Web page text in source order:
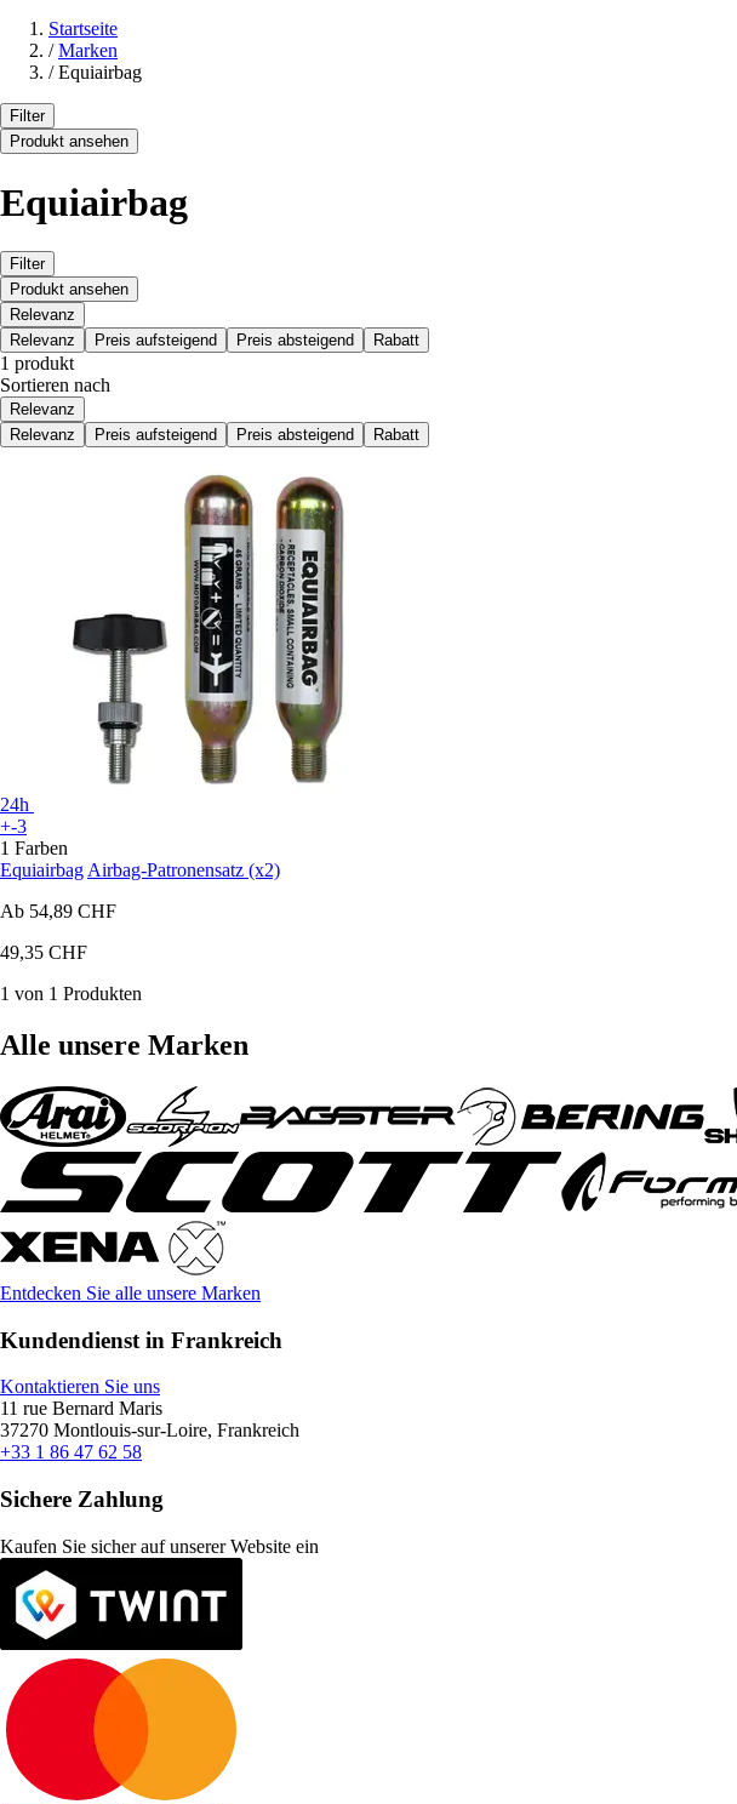
Startseite
/ Marken
/ Equiairbag
Filter
Produkt ansehen
Equiairbag
Filter
Produkt ansehen
Relevanz
Relevanz
Preis aufsteigend Preis absteigend Rabatt
1 produkt
Sortieren nach
Relevanz
Relevanz
Preis aufsteigend Preis absteigend Rabatt
24h
+-3
1 Farben
Equiairbag Airbag-Patronensatz (x2)
Ab 54,89 CHF
49,35 CHF
1 von 1 Produkten
Alle unsere Marken
Entdecken Sie alle unsere Marken
Kundendienst in Frankreich
Kontaktieren Sie uns
11 rue Bernard Maris
37270 Montlouis-sur-Loire, Frankreich
+33 1 86 47 62 58
Sichere Zahlung
Kaufen Sie sicher auf unserer Website ein